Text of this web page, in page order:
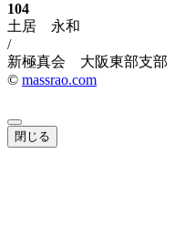
104
土居 永和
/
新極真会 大阪東部支部
© massrao.com
閉じる